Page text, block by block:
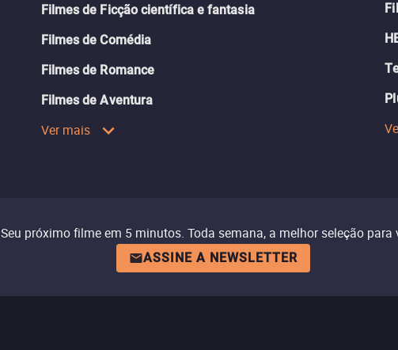
Filmes de Ficção científica e fantasia
Filmes de Comédia
Filmes de Romance
Filmes de Aventura
Ver mais
Seu próximo filme em 5 minutos. Toda semana, a melhor seleção para
ASSINE A NEWSLETTER